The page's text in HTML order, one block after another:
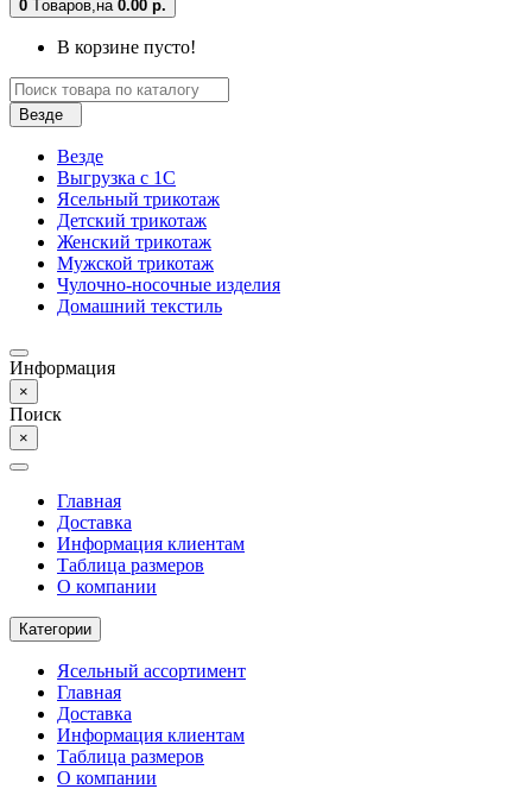
0 Tоваров, на 0.00 р.
В корзине пусто!
Везде
Везде
Выгрузка с 1С
Ясельный трикотаж
Детский трикотаж
Женский трикотаж
Мужской трикотаж
Чулочно-носочные изделия
Домашний текстиль
Информация
×
Поиск
×
Главная
Доставка
Информация клиентам
Таблица размеров
О компании
Категории
Ясельный ассортимент
Главная
Доставка
Информация клиентам
Таблица размеров
О компании